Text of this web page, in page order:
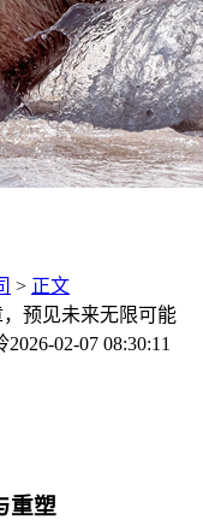
> 正文
预见未来无限可能
2026-02-07 08:30:11
重塑